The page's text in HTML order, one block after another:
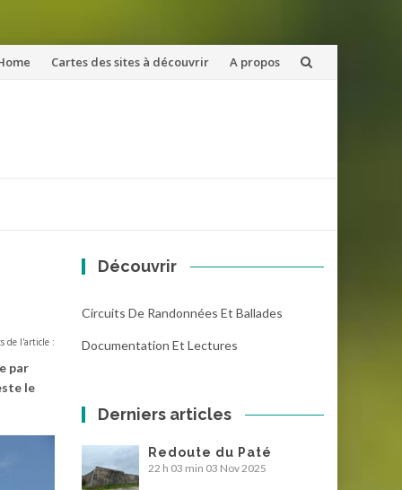
Cartes des sites à découvrir A propos
de l'article :
par
le
Découvrir
Circuits De Randonnées Et Ballades
Documentation Et Lectures
Derniers articles
Redoute du Paté
22 h 03 min 03 Nov 2025